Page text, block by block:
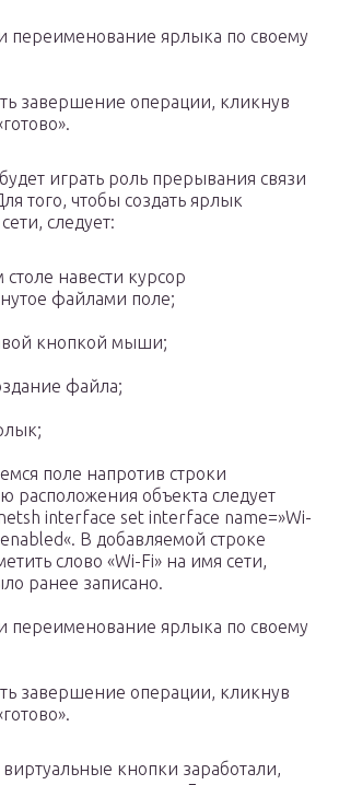
переименование ярлыка по своему
завершение операции, кликнув
играть роль прерывания связи
того, чтобы создать ярлык
следует:
навести курсор
файлами поле;
кнопкой мыши;
файла;
поле напротив строки
расположения объекта следует
interface set interface name=»Wi-
В добавляемой строке
слово «Wi-Fi» на имя сети,
ранее записано.
переименование ярлыка по своему
завершение операции, кликнув
виртуальные кнопки заработали,